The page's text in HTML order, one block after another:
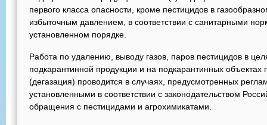
первого класса опасности, кроме пестицидов в
избыточным давлением, в соответствии с санитарными
установленном порядке.
Работа по удалению, выводу газов, паров пестицидов в
подкарантинной продукции и на подкарантинных
(дегазация) проводится в случаях, предусмотренных
установленными в соответствии с законодательством
обращения с пестицидами и агрохимикатами.